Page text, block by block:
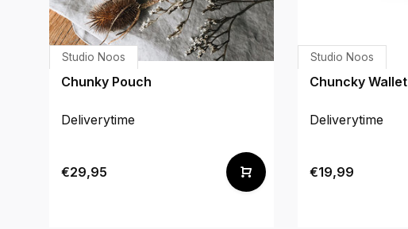
Studio Noos
Chunky Pouch
Deliverytime
€29,95
Studio Noos
Chuncky Wallet
Deliverytime
€19,99